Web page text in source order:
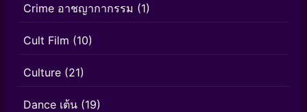
Crime อาชญากากรรม (1)
Cult Film (10)
Culture (21)
Dance เต้น (19)